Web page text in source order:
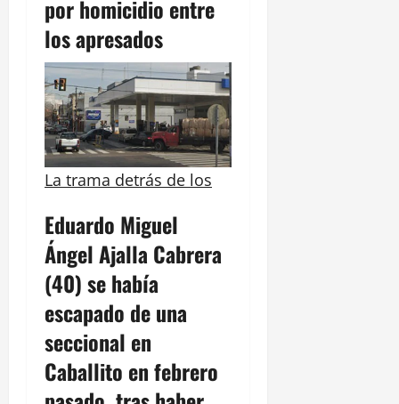
por homicidio entre
los apresados
La trama detrás de los
Eduardo Miguel
Ángel Ajalla Cabrera
(40) se había
escapado de una
seccional en
Caballito en febrero